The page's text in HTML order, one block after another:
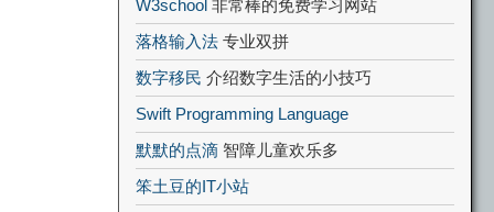
W3school 非常棒的免费学习网站
落格输入法 专业双拼
数字移民 介绍数字生活的小技巧
Swift Programming Language
默默的点滴 智障儿童欢乐多
笨土豆的IT小站